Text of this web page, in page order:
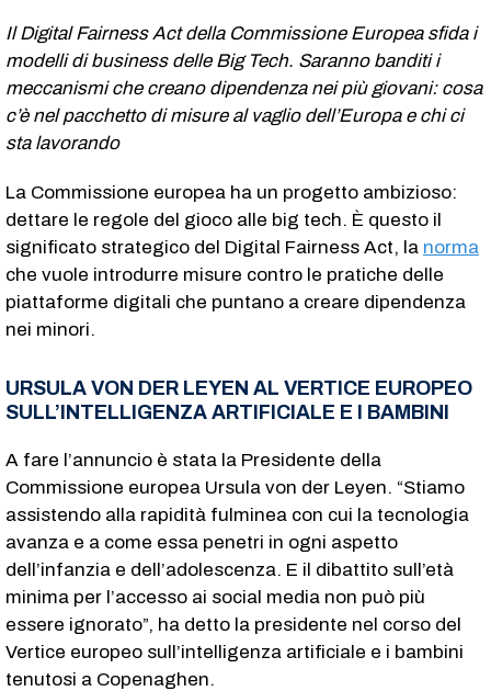
Il Digital Fairness Act della Commissione Europea sfida i
modelli di business delle Big Tech. Saranno banditi i
meccanismi che creano dipendenza nei più giovani: cosa
c’è nel pacchetto di misure al vaglio dell’Europa e chi ci
sta lavorando
La Commissione europea ha un progetto ambizioso:
dettare le regole del gioco alle big tech. È questo il
significato strategico del Digital Fairness Act, la norma
che vuole introdurre misure contro le pratiche delle
piattaforme digitali che puntano a creare dipendenza
nei minori.
URSULA VON DER LEYEN AL VERTICE EUROPEO
SULL’INTELLIGENZA ARTIFICIALE E I BAMBINI
A fare l’annuncio è stata la Presidente della
Commissione europea Ursula von der Leyen. “Stiamo
assistendo alla rapidità fulminea con cui la tecnologia
avanza e a come essa penetri in ogni aspetto
dell’infanzia e dell’adolescenza. E il dibattito sull’età
minima per l’accesso ai social media non può più
essere ignorato”, ha detto la presidente nel corso del
Vertice europeo sull’intelligenza artificiale e i bambini
tenutosi a Copenaghen.